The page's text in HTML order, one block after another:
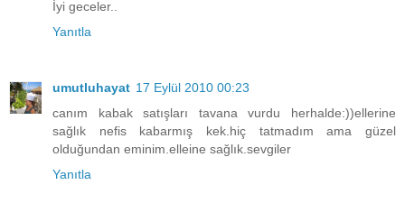
İyi geceler..
Yanıtla
umutluhayat 17 Eylül 2010 00:23
canım kabak satışları tavana vurdu herhalde:))ellerine
sağlık nefis kabarmış kek.hiç tatmadım ama güzel
olduğundan eminim.elleine sağlık.sevgiler
Yanıtla